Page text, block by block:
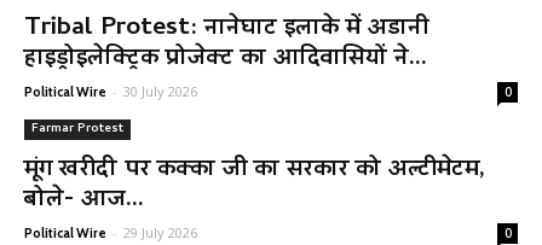
Tribal Protest: नानेघाट इलाके में अडानी
हाइड्रोइलेक्ट्रिक प्रोजेक्ट का आदिवासियों ने...
Political Wire - 30 July 2026 0
Farmar Protest
मूंग खरीदी पर कक्का जी का सरकार को अल्टीमेटम,
बोले- आज...
Political Wire - 29 July 2026 0